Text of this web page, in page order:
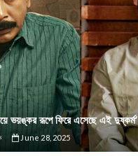
ভয়ঙ্কর রূপে ফিরে এসেছে এই দুষ্কর্ম’
June 28, 2025